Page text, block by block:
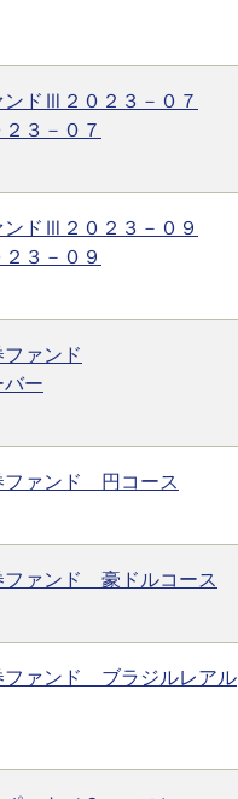
ンドⅢ２０２３－０７
３－０７
ンドⅢ２０２３－０９
３－０９
ァンド
ー
ファンド 円コース
ファンド 豪ドルコース
ファンド ブラジルレアル